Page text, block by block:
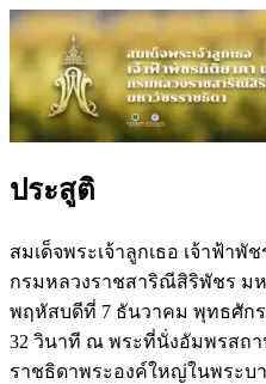
ประสูติ
สมเด็จพระเจ้าลูกเธอ เจ้าฟ้าพั
กรมหลวงราชสาริณีสิริพัชร ม
พฤหัสบดีที่ 7 ธันวาคม พุทธศักร
32 วินาที ณ พระที่นั่งอัมพรสถา
ราชธิดาพระองค์ใหญ่ในพระบ